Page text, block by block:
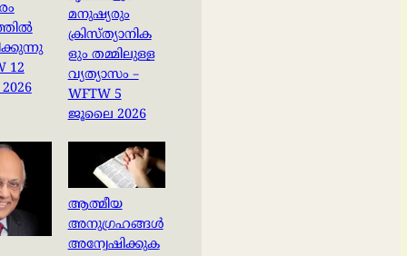
12
മനുഷ്യരും
ക്രിസ്ത്യാനിക
ളും തമ്മിലുള്ള
വ്യത്യാസം –
WFTW 5
ജൂലൈ 2026
ആത്മീയ
അനുഗ്രഹങ്ങൾ
അന്വേഷിക്കുക